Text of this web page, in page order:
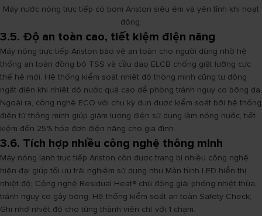
Máy nước nóng trực tiếp có bơm Ariston siêu êm và yên tĩnh khi hoạt
động.
3.5. Độ an toàn cao, tiết kiệm điện năng
Máy nóng trực tiếp Ariston bảo vệ an toàn cho người dùng nhờ hệ
thống an toàn đồng bộ TSS và cầu dao ELCB chống giật lưỡng cực
thế hệ mới. Hệ thống kiểm soát nhiệt độ thông minh cũng tự động
ngắt điện khi nhiệt độ nước quá cao để phòng tránh nguy cơ bỏng da.
Ngoài ra, công nghệ ECO với chu kỳ đun được kiểm soát bởi hệ thống
điện tử thông minh giúp giảm lượng điện sử dụng làm nóng nước, tiết
kiệm đến 25% hóa đơn điện năng cho gia đình.
3.6. Tích hợp nhiều công nghệ thông minh
Máy nóng lạnh trực tiếp Ariston còn được trang bị nhiều công nghệ
hiện đại giúp tối ưu trải nghiệm sử dụng như Màn hình LED hiển thị
nhiệt độ; Công nghệ Residual Heat® chủ động giải phóng nhiệt thừa,
tránh nguy cơ gây bỏng; Hệ thống kiểm soát an toàn Safety Check;
Ghi nhớ nhiệt độ cho từng thành viên chỉ với 1 chạm.